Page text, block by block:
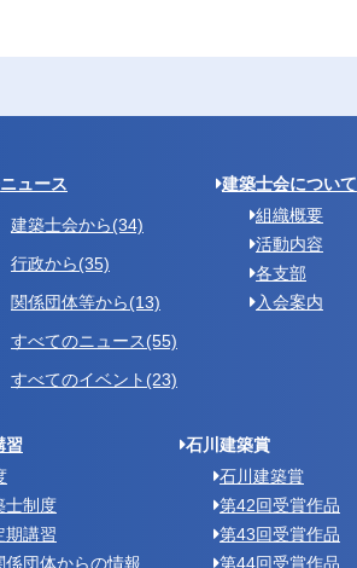
ニュース
建築士会から(34)
行政から(35)
関係団体等から(13)
すべてのニュース(55)
すべてのイベント(23)
建築士会について
組織概要
活動内容
各支部
入会案内
習
士制度
期講習
係団体からの情報
石川建築賞
石川建築賞
第42回受賞作品
第43回受賞作品
第44回受賞作品